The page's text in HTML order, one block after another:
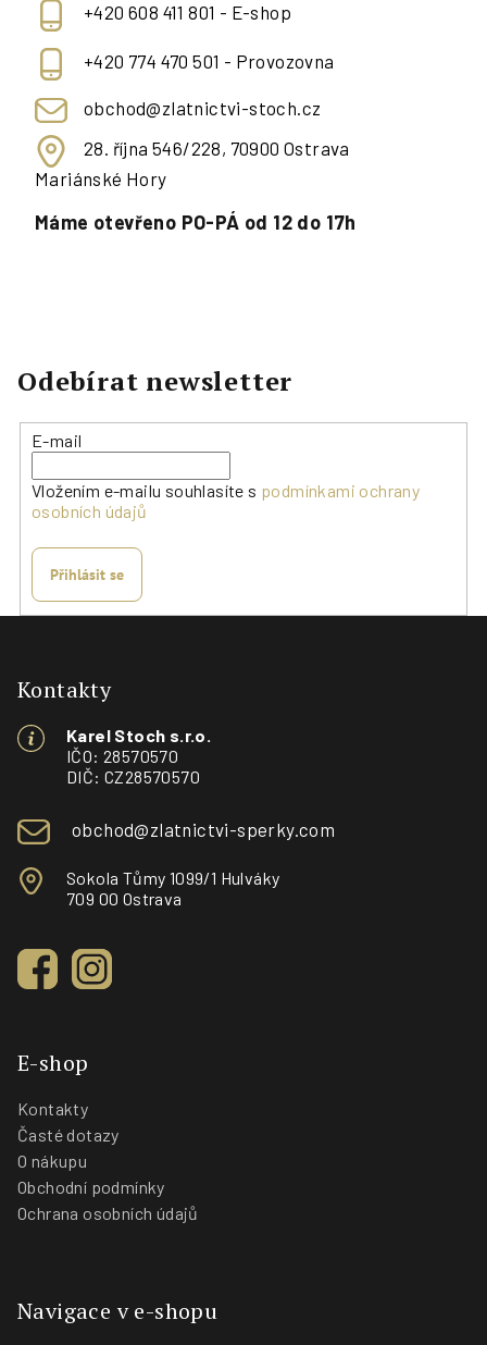
+420 608 411 801 - E-shop
+420 774 470 501 - Provozovna
obchod@zlatnictvi-stoch.cz
28. října 546/228, 70900 Ostrava
Mariánské Hory
Máme otevřeno PO-PÁ od 12 do 17h
Odebírat newsletter
E-mail
Vložením e-mailu souhlasíte s podmínkami ochrany
osobních údajů
Přihlásit se
Kontakty
Karel Stoch s.r.o.
IČO: 28570570
DIČ: CZ28570570
obchod@zlatnictvi-sperky.com
Sokola Tůmy 1099/1 Hulváky
709 00 Ostrava
E-shop
Kontakty
Časté dotazy
O nákupu
Obchodní podmínky
Ochrana osobních údajů
Navigace v e-shopu